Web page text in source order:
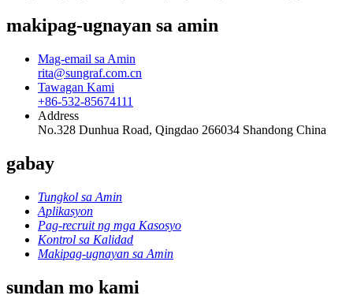
makipag-ugnayan sa amin
Mag-email sa Amin
rita@sungraf.com.cn
Tawagan Kami
+86-532-85674111
Address
No.328 Dunhua Road, Qingdao 266034 Shandong China
gabay
Tungkol sa Amin
Aplikasyon
Pag-recruit ng mga Kasosyo
Kontrol sa Kalidad
Makipag-ugnayan sa Amin
sundan mo kami